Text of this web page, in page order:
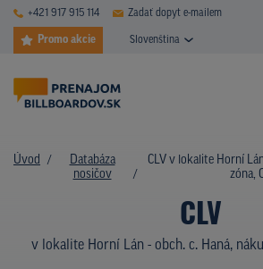
+421 917 915 114 Zadať dopyt e-mailem
Promo akcie Slovenština
DATABÁZA NOSIČOV
PLOCHY V AKCII
CENY
Úvod
Databáza
nosičov
CLV v lokalite Horní
zóna,
CLV
v lokalite Horní Lán - obch. c. Haná,